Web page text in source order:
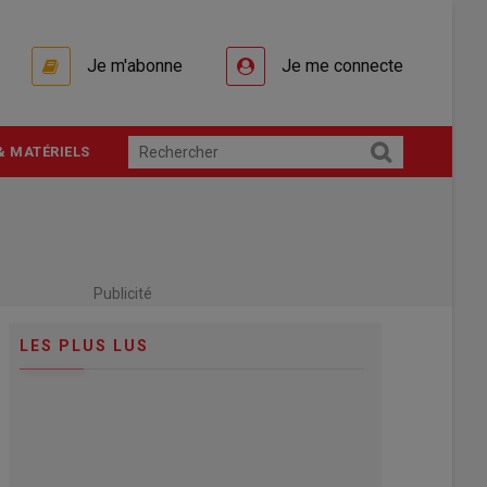
Je m'abonne Je me connecte
MATÉRIELS
Publicité
LES PLUS LUS